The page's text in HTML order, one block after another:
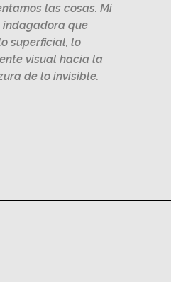
las cosas. Mi
indagadora que
superficial, lo
visual hacía la
de lo invisible.